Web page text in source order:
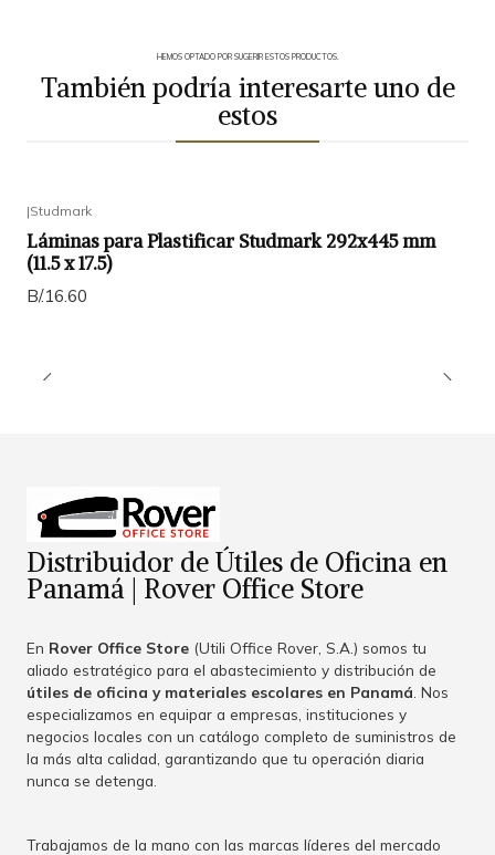
HEMOS OPTADO POR SUGERIR ESTOS PRODUCTOS.
También podría interesarte uno de
estos
|Studmark
Láminas para Plastificar Studmark 292x445 mm
(11.5 x 17.5)
B/.16.60
Distribuidor de Útiles de Oficina en
Panamá | Rover Office Store
En Rover Office Store (Utili Office Rover, S.A.) somos tu
aliado estratégico para el abastecimiento y distribución de
útiles de oficina y materiales escolares en Panamá . Nos
especializamos en equipar a empresas, instituciones y
negocios locales con un catálogo completo de suministros de
la más alta calidad, garantizando que tu operación diaria
nunca se detenga.
Trabajamos de la mano con las marcas líderes del mercado